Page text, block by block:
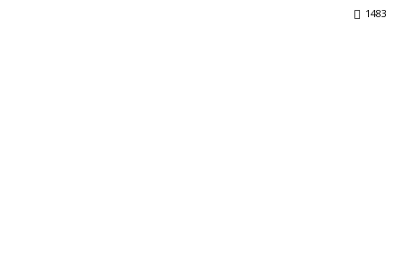
1483